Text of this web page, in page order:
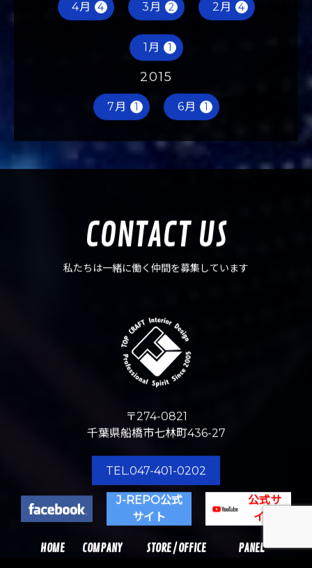
4月 4 3月 2 2月 4
1月 1
2015
7月 1 6月 1
CONTACT US
私たちは一緒に働く仲間を募集しています
〒274-0821
千葉県船橋市七林町436-27
TEL.047-401-0202
J-REPO公式
サイト
公式サ
イト
HOME COMPANY STORE / OFFICE PANEL